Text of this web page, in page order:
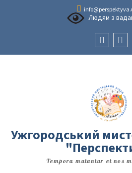
Людям з
Ужгородський
Tempora mutantur et nos